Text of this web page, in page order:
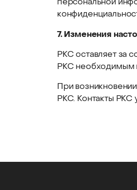
персональной
7. Изменения
РКС оставляет за
РКС необходимым
При
РКС. Контакты РКС